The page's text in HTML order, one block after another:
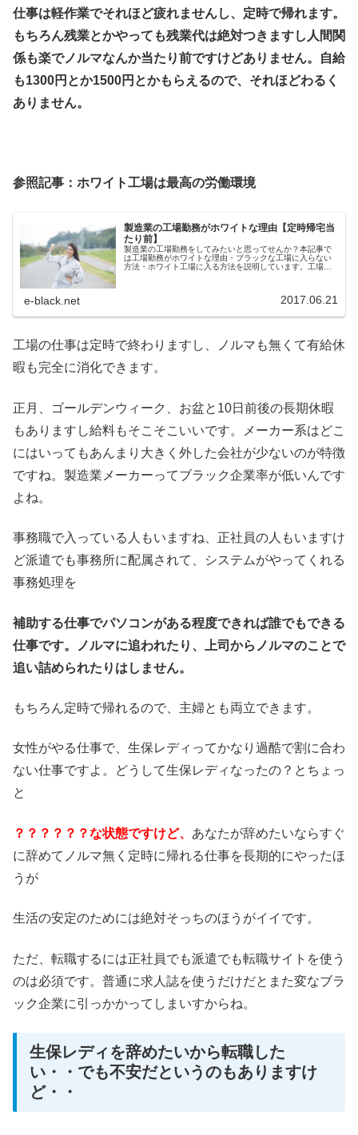
仕事は軽作業でそれほど疲れませんし、定時で帰れます。
もちろん残業とかやっても残業代は絶対つきますし人間関
係も楽でノルマなんか当たり前ですけどありません。自給
も1300円とか1500円とかもらえるので、それほどわるく
ありません。
参照記事：ホワイト工場は最高の労働環境
製造業の工場勤務がホワイトな理由【定時帰宅当
たり前】
製造業の工場勤務をしてみたいと思ってせんか？本記事で
は工場勤務がホワイトな理由・ブラックな工場に入らない
方法・ホワイト工場に入る方法を説明しています。工場勤
e-black.net 2017.06.21
工場の仕事は定時で終わりますし、ノルマも無くて有給休
暇も完全に消化できます。
正月、ゴールデンウィーク、お盆と10日前後の長期休暇
もありますし給料もそこそこいいです。メーカー系はどこ
にはいってもあんまり大きく外した会社が少ないのが特徴
ですね。製造業メーカーってブラック企業率が低いんです
よね。
事務職で入っている人もいますね、正社員の人もいますけ
ど派遣でも事務所に配属されて、システムがやってくれる
事務処理を
補助する仕事でパソコンがある程度できれば誰でもできる
仕事です。ノルマに追われたり、上司からノルマのことで
追い詰められたりはしません。
もちろん定時で帰れるので、主婦とも両立できます。
女性がやる仕事で、生保レディってかなり過酷で割に合わ
ない仕事ですよ。どうして生保レディなったの？とちょっ
と
？？？？？？な状態ですけど、 あなたが辞めたいならすぐ
に辞めてノルマ無く定時に帰れる仕事を長期的にやったほ
うが
生活の安定のためには絶対そっちのほうがイイです。
ただ、転職するには正社員でも派遣でも転職サイトを使う
のは必須です。普通に求人誌を使うだけだとまた変なブラ
ック企業に引っかかってしまいすからね。
生保レディを辞めたいから転職した
い・・でも不安だというのもありますけ
ど・・